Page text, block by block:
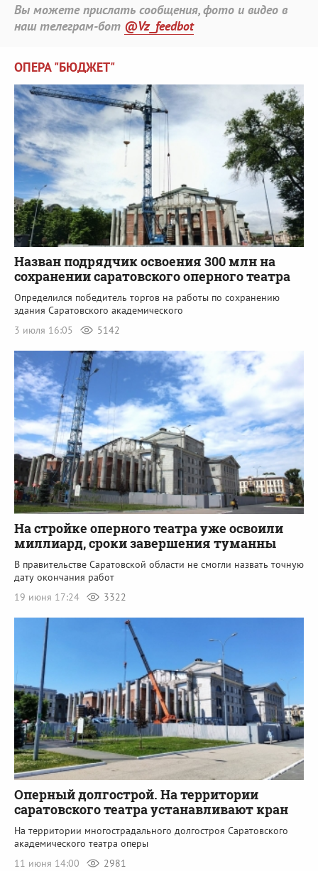
Вы можете прислать сообщения, фото и видео в
наш телеграм-бот @Vz_feedbot
ОПЕРА "БЮДЖЕТ"
Назван подрядчик освоения 300 млн на
сохранении саратовского оперного театра
Определился победитель торгов на работы по сохранению
здания Саратовского академического
3 июля 16:05
5142
На стройке оперного театра уже освоили
миллиард, сроки завершения туманны
В правительстве Саратовской области не смогли назвать точную
дату окончания работ
19 июня 17:24
3322
Оперный долгострой. На территории
саратовского театра устанавливают кран
На территории многострадального долгостроя Саратовского
академического театра оперы
11 июня 14:00
2981